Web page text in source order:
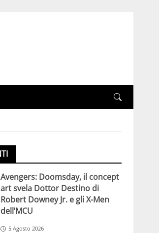
Avengers: Doomsday, il concept
art svela Dottor Destino di
Robert Downey Jr. e gli X-Men
dell’MCU
5 Agosto 2026